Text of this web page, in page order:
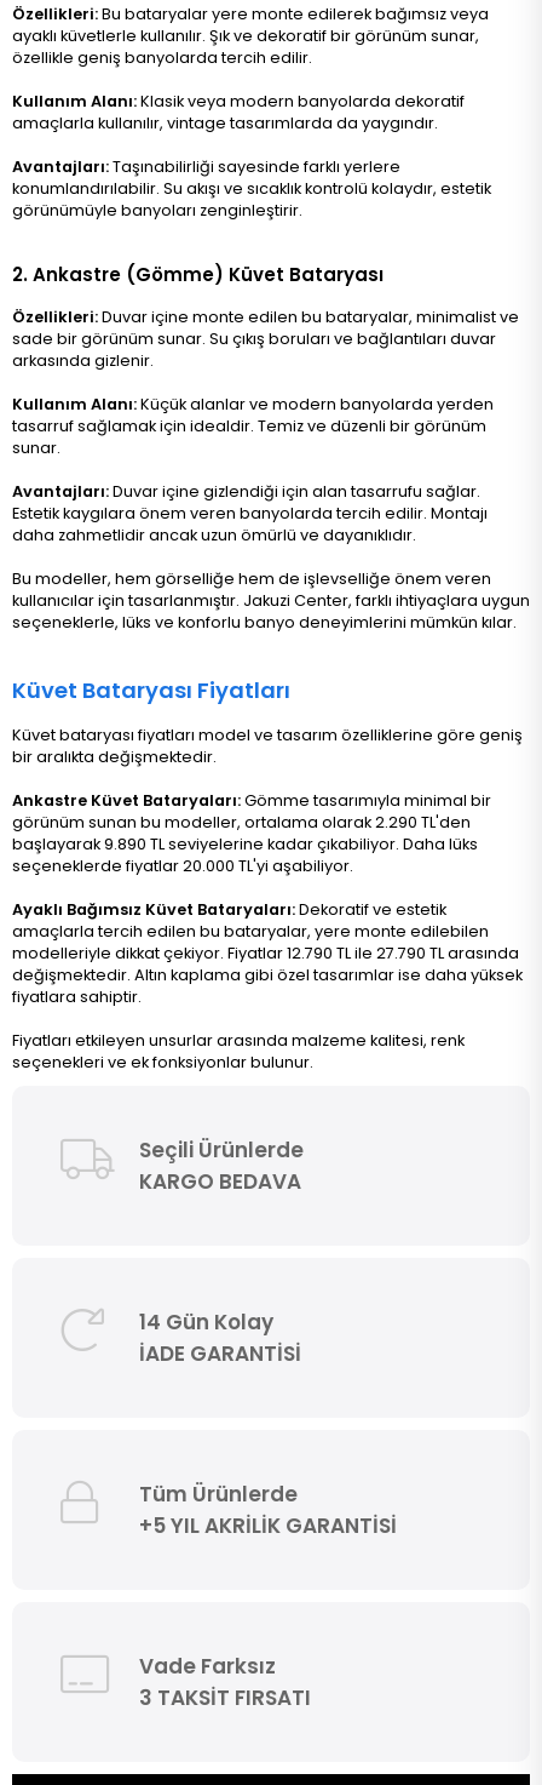
Özellikleri:Bu bataryalar yere monte edilerek bağımsız veya
ayaklı küvetlerle kullanılır. Şık ve dekoratif bir görünüm sunar,
özellikle geniş banyolarda tercih edilir.
Kullanım Alanı:Klasik veya modern banyolarda dekoratif
amaçlarla kullanılır, vintage tasarımlarda da yaygındır.
Avantajları:Taşınabilirliği sayesinde farklı yerlere
konumlandırılabilir. Su akışı ve sıcaklık kontrolü kolaydır, estetik
görünümüyle banyoları zenginleştirir​.
2. Ankastre (Gömme) Küvet Bataryası
Özellikleri:Duvar içine monte edilen bu bataryalar, minimalist ve
sade bir görünüm sunar. Su çıkış boruları ve bağlantıları duvar
arkasında gizlenir.
Kullanım Alanı:Küçük alanlar ve modern banyolarda yerden
tasarruf sağlamak için idealdir. Temiz ve düzenli bir görünüm
sunar.
Avantajları:Duvar içine gizlendiği için alan tasarrufu sağlar.
Estetik kaygılara önem veren banyolarda tercih edilir. Montajı
daha zahmetlidir ancak uzun ömürlü ve dayanıklıdır​.
Bu modeller, hem görselliğe hem de işlevselliğe önem veren
kullanıcılar için tasarlanmıştır. Jakuzi Center, farklı ihtiyaçlara uygun
seçeneklerle, lüks ve konforlu banyo deneyimlerini mümkün kılar.
Küvet Bataryası Fiyatları
Küvet bataryası fiyatları model ve tasarım özelliklerine göre geniş
bir aralıkta değişmektedir.
Ankastre Küvet Bataryaları:Gömme tasarımıyla minimal bir
görünüm sunan bu modeller, ortalama olarak 2.290 TL'den
başlayarak 9.890 TL seviyelerine kadar çıkabiliyor. Daha lüks
seçeneklerde fiyatlar 20.000 TL'yi aşabiliyor.
Ayaklı Bağımsız Küvet Bataryaları:Dekoratif ve estetik
amaçlarla tercih edilen bu bataryalar, yere monte edilebilen
modelleriyle dikkat çekiyor. Fiyatlar 12.790 TL ile 27.790 TL arasında
değişmektedir. Altın kaplama gibi özel tasarımlar ise daha yüksek
fiyatlara sahiptir.
Fiyatları etkileyen unsurlar arasında malzeme kalitesi, renk
seçenekleri ve ek fonksiyonlar bulunur.
Seçili Ürünlerde
KARGO BEDAVA
14 Gün Kolay
İADE GARANTİSİ
Tüm Ürünlerde
+5 YIL AKRİLİK GARANTİSİ
Vade Farksız
3 TAKSİT FIRSATI